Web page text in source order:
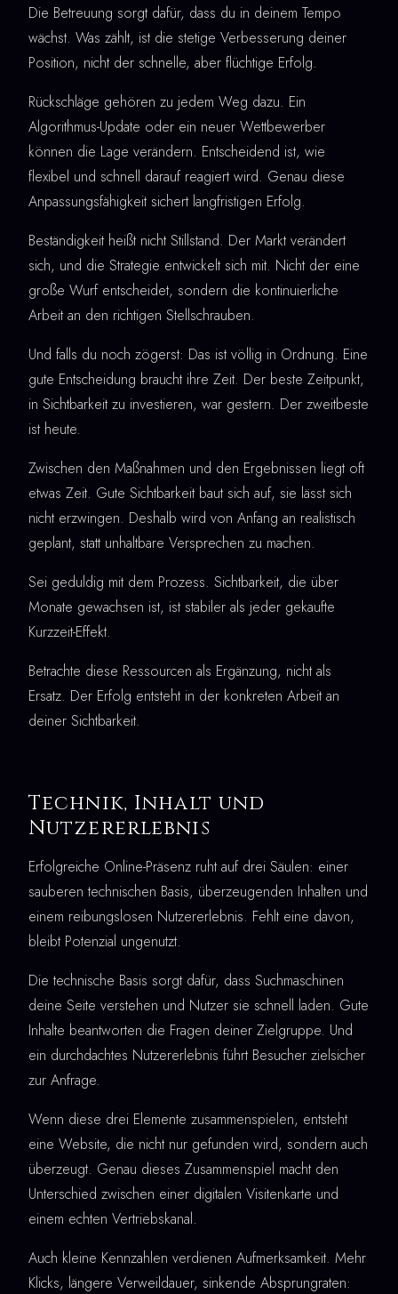
Die Betreuung sorgt dafür, dass du in deinem Tempo
wächst. Was zählt, ist die stetige Verbesserung deiner
Position, nicht der schnelle, aber flüchtige Erfolg.
Rückschläge gehören zu jedem Weg dazu. Ein
Algorithmus-Update oder ein neuer Wettbewerber
können die Lage verändern. Entscheidend ist, wie
flexibel und schnell darauf reagiert wird. Genau diese
Anpassungsfähigkeit sichert langfristigen Erfolg.
Beständigkeit heißt nicht Stillstand. Der Markt verändert
sich, und die Strategie entwickelt sich mit. Nicht der eine
große Wurf entscheidet, sondern die kontinuierliche
Arbeit an den richtigen Stellschrauben.
Und falls du noch zögerst: Das ist völlig in Ordnung. Eine
gute Entscheidung braucht ihre Zeit. Der beste Zeitpunkt,
in Sichtbarkeit zu investieren, war gestern. Der zweitbeste
ist heute.
Zwischen den Maßnahmen und den Ergebnissen liegt oft
etwas Zeit. Gute Sichtbarkeit baut sich auf, sie lässt sich
nicht erzwingen. Deshalb wird von Anfang an realistisch
geplant, statt unhaltbare Versprechen zu machen.
Sei geduldig mit dem Prozess. Sichtbarkeit, die über
Monate gewachsen ist, ist stabiler als jeder gekaufte
Kurzzeit-Effekt.
Betrachte diese Ressourcen als Ergänzung, nicht als
Ersatz. Der Erfolg entsteht in der konkreten Arbeit an
deiner Sichtbarkeit.
Technik, Inhalt und
Nutzererlebnis
Erfolgreiche Online-Präsenz ruht auf drei Säulen: einer
sauberen technischen Basis, überzeugenden Inhalten und
einem reibungslosen Nutzererlebnis. Fehlt eine davon,
bleibt Potenzial ungenutzt.
Die technische Basis sorgt dafür, dass Suchmaschinen
deine Seite verstehen und Nutzer sie schnell laden. Gute
Inhalte beantworten die Fragen deiner Zielgruppe. Und
ein durchdachtes Nutzererlebnis führt Besucher zielsicher
zur Anfrage.
Wenn diese drei Elemente zusammenspielen, entsteht
eine Website, die nicht nur gefunden wird, sondern auch
überzeugt. Genau dieses Zusammenspiel macht den
Unterschied zwischen einer digitalen Visitenkarte und
einem echten Vertriebskanal.
Auch kleine Kennzahlen verdienen Aufmerksamkeit. Mehr
Klicks, längere Verweildauer, sinkende Absprungraten: